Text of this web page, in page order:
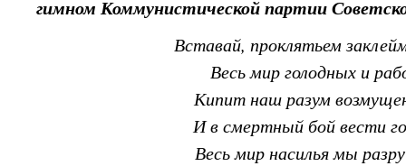
гимном Коммунистической партии
Вставай, проклятьем
Весь мир голодных и
Кипит наш разум
И в смертный бой вести
Весь мир насилья мы